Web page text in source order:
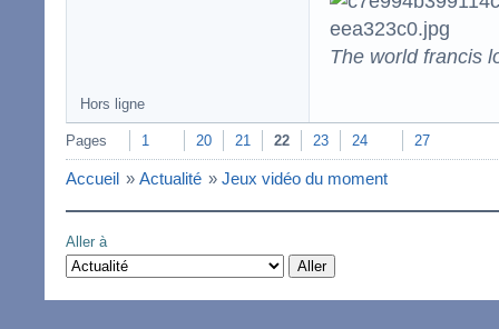
The world francis
Hors ligne
Pages 1 20 21 22 23 24 27
Accueil » Actualité » Jeux vidéo du moment
Aller à